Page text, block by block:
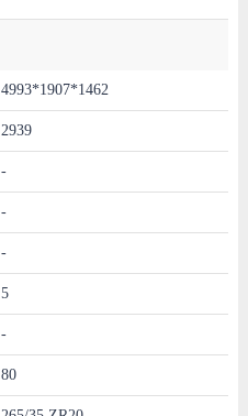
4993*1907*1462
2939
-
-
-
5
-
80